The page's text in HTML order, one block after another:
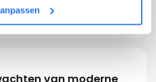
Zo krijg je inzicht
van moderne